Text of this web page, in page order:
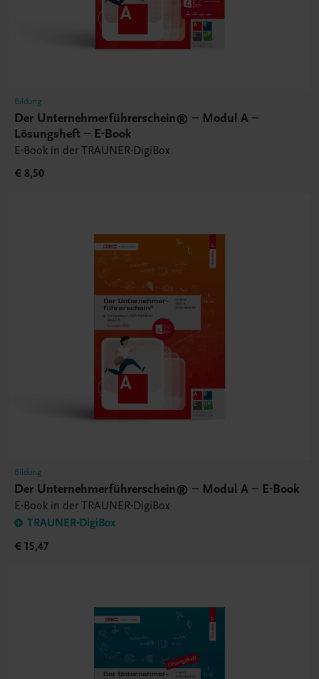
Bildung
Der Unternehmerführerschein® – Modul A –
Lösungsheft – E-Book
E-Book in der TRAUNER-DigiBox
€ 8,50
Bildung
Der Unternehmerführerschein® – Modul A – E-Book
E-Book in der TRAUNER-DigiBox
TRAUNER-DigiBox
€ 15,47